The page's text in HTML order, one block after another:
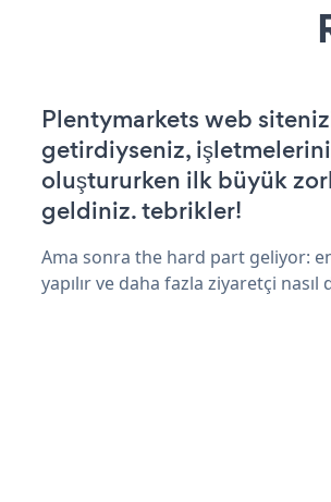
Plentymarkets web
getirdiyseniz,
oluştururken ilk büyük
geldiniz. tebrikler!
Ama sonra the hard part geliyor:
yapılır ve daha fazla ziyaretçi nasıl